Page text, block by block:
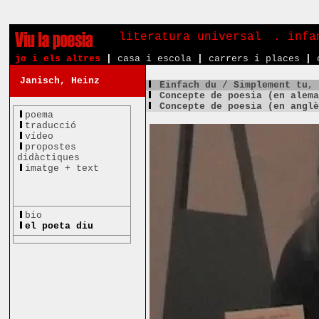
literatura universal .
jo i els altres casa i escola carrers i places
Janisch, Heinz
poema
traducció
vídeo
propostes
didàctiques
imatge + text
bio
el poeta diu
Einfach du / Simplement tu ,
Concepte de poesia (en
Concepte de poesia (en